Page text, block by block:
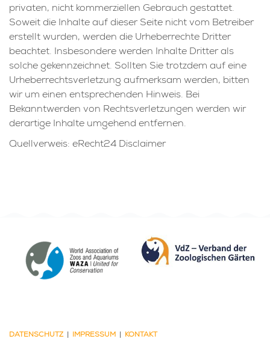
privaten, nicht kommerziellen Gebrauch gestattet.
Soweit die Inhalte auf dieser Seite nicht vom Betreiber
erstellt wurden, werden die Urheberrechte Dritter
beachtet. Insbesondere werden Inhalte Dritter als
solche gekennzeichnet. Sollten Sie trotzdem auf eine
Urheberrechtsverletzung aufmerksam werden, bitten
wir um einen entsprechenden Hinweis. Bei
Bekanntwerden von Rechtsverletzungen werden wir
derartige Inhalte umgehend entfernen.
Quellverweis: eRecht24 Disclaimer
DATENSCHUTZ| IMPRESSUM | KONTAKT